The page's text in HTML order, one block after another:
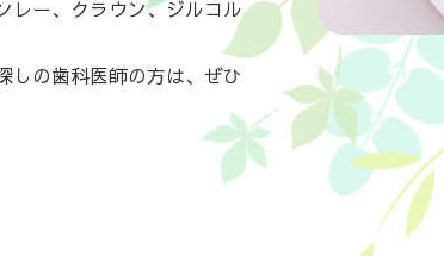
レー、クラウン、ジルコル
しの歯科医師の方は、ぜひ